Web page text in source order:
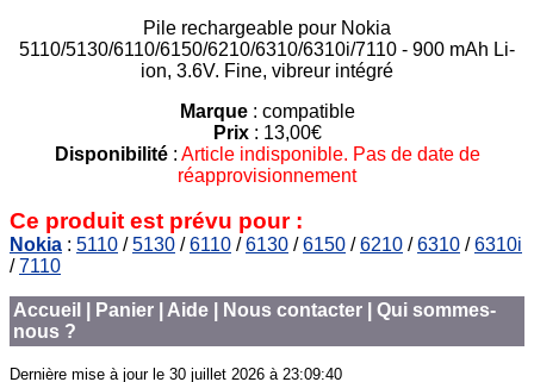
Pile rechargeable pour Nokia
5110/5130/6110/6150/6210/6310/6310i/7110 - 900 mAh Li-
ion, 3.6V. Fine, vibreur intégré
Marque: compatible
Prix: 13,00€
Disponibilité: Article indisponible. Pas de date de
réapprovisionnement
Ce produit est prévu pour :
Nokia : 5110 /5130 /6110 /6130 /6150 /6210 /6310 /6310i
/7110
Accueil Panier Aide Nous contacter
Qui sommes-
nous ?
Dernière mise à jour le 30 juillet 2026 à 23:09:40